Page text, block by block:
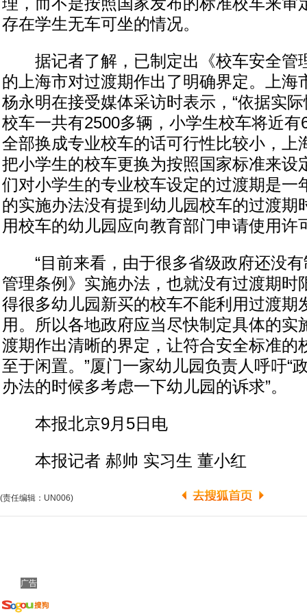
存在学生无车可坐的情况。
据记者了解，已制定出《校车安全管
的上海市对过渡期作出了明确界定。上海
杨永明在接受媒体采访时表示，“依据实
校车一共有2500多辆，小学生校车将近
全部换成专业校车的话可行性比较小，上
把小学生的校车更换为按照国家标准来设
们对小学生的专业校车设定的过渡期是一
的实施办法没有提到幼儿园校车的过渡期
用校车的幼儿园应向教育部门申请使用许
“目前来看，由于很多省级政府还没有
管理条例》实施办法，也就没有过渡期时
得很多幼儿园新买的校车不能利用过渡期
用。所以各地政府应当尽快制定具体的实
渡期作出清晰的界定，让符合安全标准的
至于闲置。”厦门一家幼儿园负责人呼吁“
办法的时候多考虑一下幼儿园的诉求”。
本报北京9月5日电
本报记者 郝帅 实习生 董小红
(责任编辑：UN006)
广告